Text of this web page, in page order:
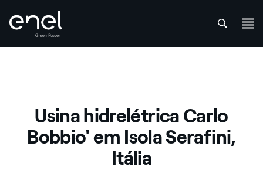
Usina hidrelétrica Carlo
Bobbio' em Isola Serafini,
Itália